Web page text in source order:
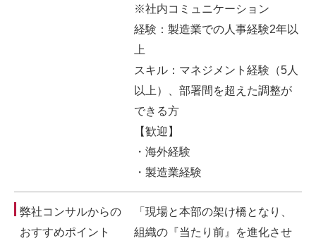
※社内コミュニケーション
経験：製造業での人事経験2年以
上
スキル：マネジメント経験（5人
以上）、部署間を超えた調整が
できる方
【歓迎】
・海外経験
・製造業経験
弊社コンサルからの
おすすめポイント
「現場と本部の架け橋となり、
組織の『当たり前』を進化させ